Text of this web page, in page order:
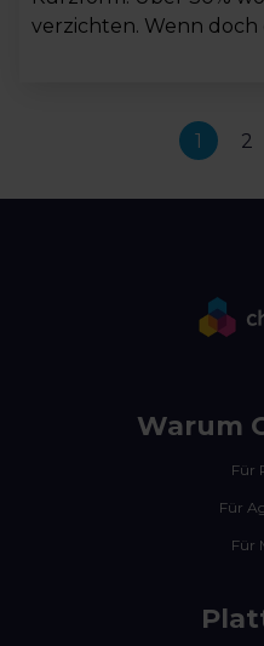
verzichten. Wenn doch
1 2
Warum
Für
Für
Für